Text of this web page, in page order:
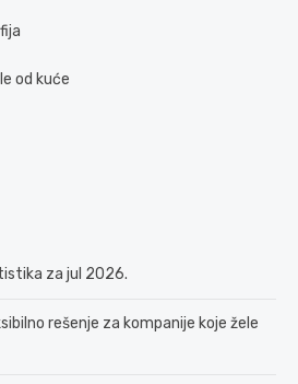
od kuće
za jul 2026.
rešenje za kompanije koje žele